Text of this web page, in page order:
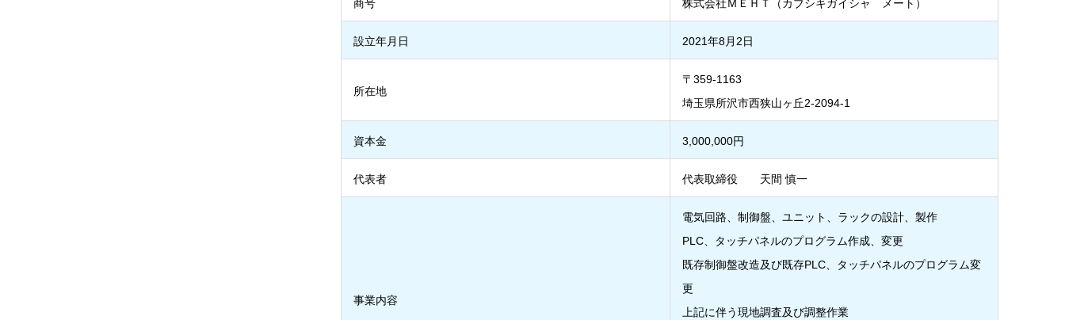
商号 株式会社ＭＥＨＴ（カブシキガイシャ メート）
設立年月日 2021年8月2日
所在地
〒359-1163
埼玉県所沢市西狭山ヶ丘2-2094-1
資本金 3,000,000円
代表者 代表取締役 天間 慎一
事業内容
電気回路、制御盤、ユニット、ラックの設計、製作
PLC、タッチパネルのプログラム作成、変更
既存制御盤改造及び既存PLC、タッチパネルのプログラム変
更
上記に伴う現地調査及び調整作業